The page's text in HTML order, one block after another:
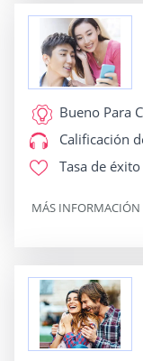
Bueno Para
Calificación
Tasa de éxito
MÁS INFORMACIÓN